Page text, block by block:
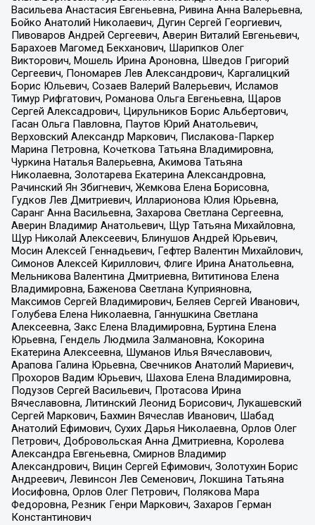
Васильева Анастасия Евгеньевна, Ривина Анна Валерьевна,
Бойко Анатолий Николаевич, Дугин Сергей Георгиевич,
Пивоваров Андрей Сергеевич, Аверин Виталий Евгеньевич,
Барахоев Магомед Бекханович, Шарипков Олег
Викторович, Мошель Ирина Ароновна, Шведов Григорий
Сергеевич, Пономарев Лев Александрович, Каргалицкий
Борис Юльевич, Созаев Валерий Валерьевич, Исламов
Тимур Рифгатович, Романова Ольга Евгеньевна, Щаров
Сергей Алексадрович, Цирульников Борис Альбертович,
Гасан Ольга Павловна, Паутов Юрий Анатольевич,
Верховский Александр Маркович, Пислакова-Паркер
Марина Петровна, Кочеткова Татьяна Владимировна,
Чуркина Наталья Валерьевна, Акимова Татьяна
Николаевна, Золотарева Екатерина Александровна,
Рачинский Ян Збигневич, Жемкова Елена Борисовна,
Гудков Лев Дмитриевич, Илларионова Юлия Юрьевна,
Саранг Анна Васильевна, Захарова Светлана Сергеевна,
Аверин Владимир Анатольевич, Щур Татьяна Михайловна,
Щур Николай Алексеевич, Блинушов Андрей Юрьевич,
Мосин Алексей Геннадьевич, Гефтер Валентин Михайлович,
Симонов Алексей Кириллович, Флиге Ирина Анатольевна,
Мельникова Валентина Дмитриевна, Вититинова Елена
Владимировна, Баженова Светлана Куприяновна,
Максимов Сергей Владимирович, Беляев Сергей Иванович,
Голубева Елена Николаевна, Ганнушкина Светлана
Алексеевна, Закс Елена Владимировна, Буртина Елена
Юрьевна, Гендель Людмила Залмановна, Кокорина
Екатерина Алексеевна, Шуманов Илья Вячеславович,
Арапова Галина Юрьевна, Свечников Анатолий Мариевич,
Прохоров Вадим Юрьевич, Шахова Елена Владимировна,
Подузов Сергей Васильевич, Протасова Ирина
Вячеславовна, Литинский Леонид Борисович, Лукашевский
Сергей Маркович, Бахмин Вячеслав Иванович, Шабад
Анатолий Ефимович, Сухих Дарья Николаевна, Орлов Олег
Петрович, Добровольская Анна Дмитриевна, Королева
Александра Евгеньевна, Смирнов Владимир
Александрович, Вицин Сергей Ефимович, Золотухин Борис
Андреевич, Левинсон Лев Семенович, Локшина Татьяна
Иосифовна, Орлов Олег Петрович, Полякова Мара
Федоровна, Резник Генри Маркович, Захаров Герман
Константинович